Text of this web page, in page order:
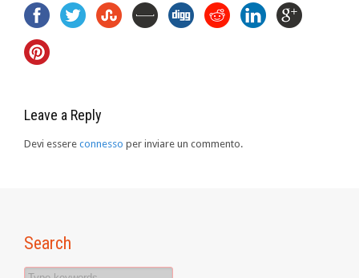
Leave a Reply
Devi essere connesso per inviare un commento.
Search